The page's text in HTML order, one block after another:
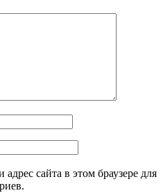
сайта в этом браузере для